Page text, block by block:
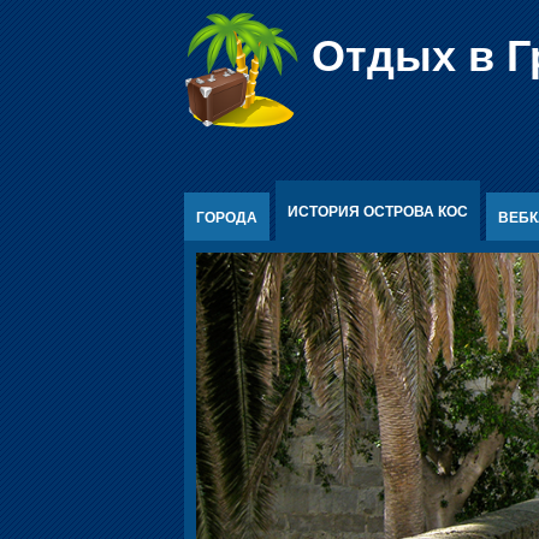
Отдых в
ГОРОДА ИСТОРИЯ ОСТРОВА КОС